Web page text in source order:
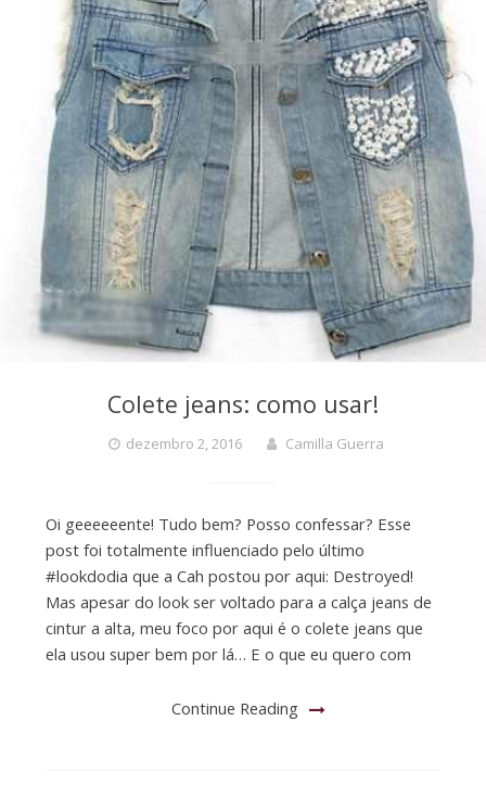
Colete jeans: como usar!
dezembro 2, 2016 Camilla Guerra
Oi geeeeeente! Tudo bem? Posso confessar? Esse
post foi totalmente influenciado pelo último
#lookdodia que a Cah postou por aqui: Destroyed!
Mas apesar do look ser voltado para a calça jeans de
cintur a alta, meu foco por aqui é o colete jeans que
ela usou super bem por lá… E o que eu quero com
Continue Reading